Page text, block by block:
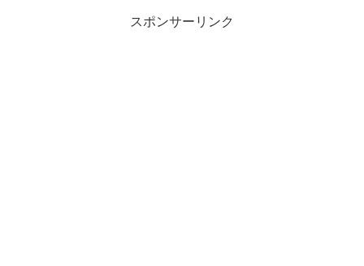
スポンサーリンク